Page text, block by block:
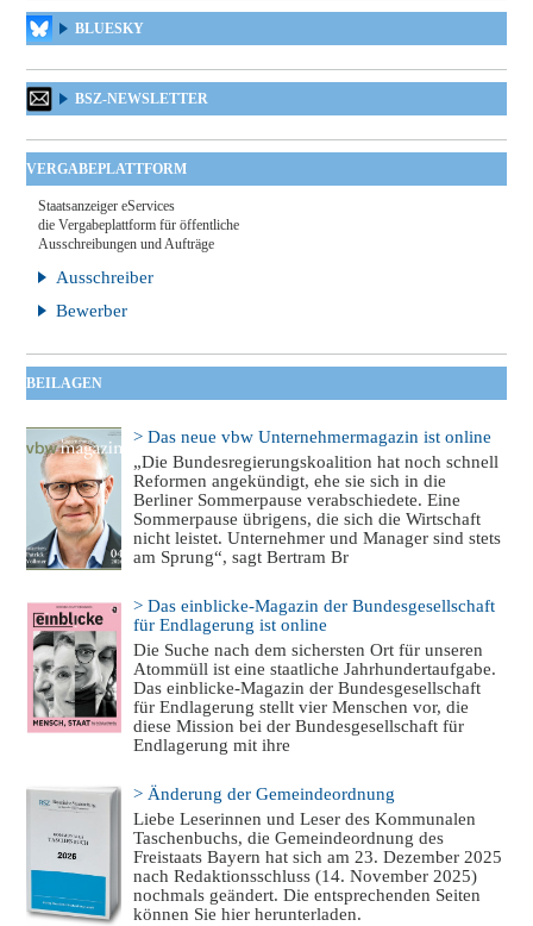
BLUESKY
BSZ-NEWSLETTER
VERGABEPLATTFORM
Staatsanzeiger eServices
die Vergabeplattform für öffentliche
Ausschreibungen und Aufträge
Ausschreiber
Bewerber
BEILAGEN
> Das neue vbw Unternehmermagazin ist online
„Die Bundesregierungskoalition hat noch schnell
Reformen angekündigt, ehe sie sich in die
Berliner Sommerpause verabschiedete. Eine
Sommerpause übrigens, die sich die Wirtschaft
nicht leistet. Unternehmer und Manager sind stets
am Sprung“, sagt Bertram Br
> Das einblicke-Magazin der Bundesgesellschaft
für Endlagerung ist online
Die Suche nach dem sichersten Ort für unseren
Atommüll ist eine staatliche Jahrhundertaufgabe.
Das einblicke-Magazin der Bundesgesellschaft
für Endlagerung stellt vier Menschen vor, die
diese Mission bei der Bundesgesellschaft für
Endlagerung mit ihre
> Änderung der Gemeindeordnung
Liebe Leserinnen und Leser des Kommunalen
Taschenbuchs, die Gemeindeordnung des
Freistaats Bayern hat sich am 23. Dezember 2025
nach Redaktionsschluss (14. November 2025)
nochmals geändert. Die entsprechenden Seiten
können Sie hier herunterladen.